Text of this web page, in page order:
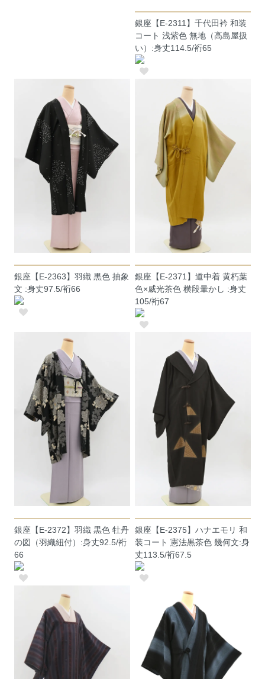
銀座【E-2311】千代田衿 和装
コート 浅紫色 無地（高島屋扱
い）:身丈114.5/裄65
銀座【E-2363】羽織 黒色 抽象
文 :身丈97.5/裄66
銀座【E-2371】道中着 黄朽葉
色×威光茶色 横段暈かし :身丈
105/裄67
銀座【E-2372】羽織 黒色 牡丹
の図（羽織紐付）:身丈92.5/裄
66
銀座【E-2375】ハナエモリ 和
装コート 憲法黒茶色 幾何文:身
丈113.5/裄67.5